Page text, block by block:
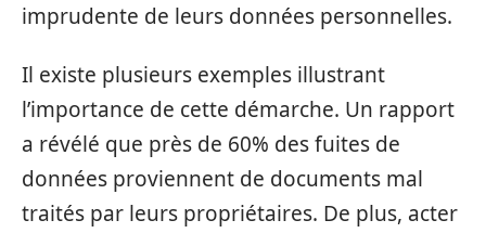
imprudente de leurs données personnelles.
Il existe plusieurs exemples illustrant
l’importance de cette démarche. Un rapport
a révélé que près de 60% des fuites de
données proviennent de documents mal
traités par leurs propriétaires. De plus, acter